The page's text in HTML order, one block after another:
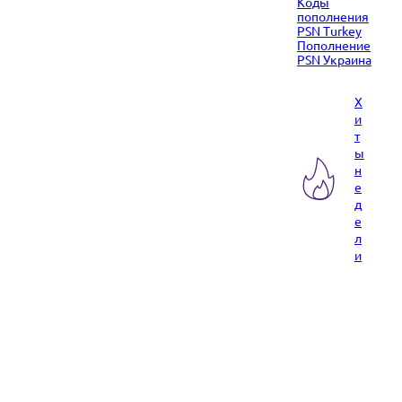
пополнения
PSN Turkey
Пополнение
PSN Украина
Х
и
т
ы
н
е
д
е
л
и